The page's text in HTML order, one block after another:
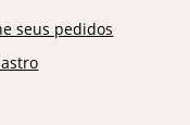
seus pedidos